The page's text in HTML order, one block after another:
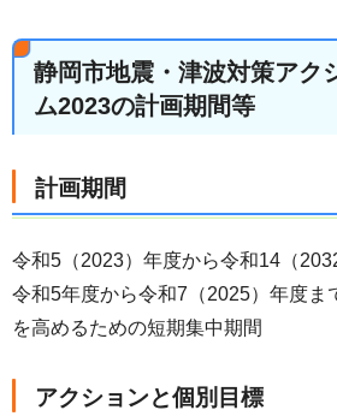
静岡市地震・津波対策アク
ム2023の計画期間等
計画期間
令和5（2023）年度から令和14（
令和5年度から令和7（2025）年度ま
を高めるための短期集中期間
アクションと個別目標